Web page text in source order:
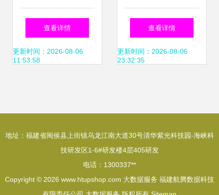
大数据、人工智能
的区分与关系探析
查看详情
更新时间：2026-08-06
11:53:58
代软件开发的创新
与实践
查看详情
更新时间：2026-08-06
23:32:35
地址：福建省闽侯县上街镇乌龙江南大道30号清华紫光科技园-海峡科
技研发区1-6#研发楼4层405研发
电话：1300337**
Copyright © 2026 www.htupshop.com 大数据服务 福建航腾数据科技